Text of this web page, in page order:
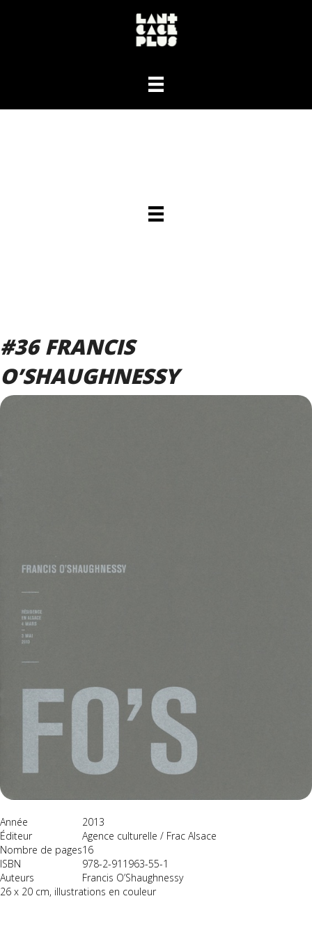
#36 FRANCIS
O’SHAUGHNESSY
Année
2013
Éditeur
Agence culturelle / Frac Alsace
Nombre de pages16
ISBN
978-2-911963-55-1
Auteurs
Francis O’Shaughnessy
26 x 20 cm, illustrations en couleur